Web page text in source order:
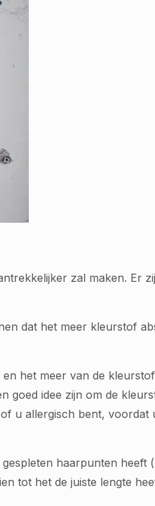
zal maken. Er
dat het meer kleurstof
het meer van de
goed idee zijn om de
u allergisch bent,
haarpunten heeft
tot het de juiste lengte